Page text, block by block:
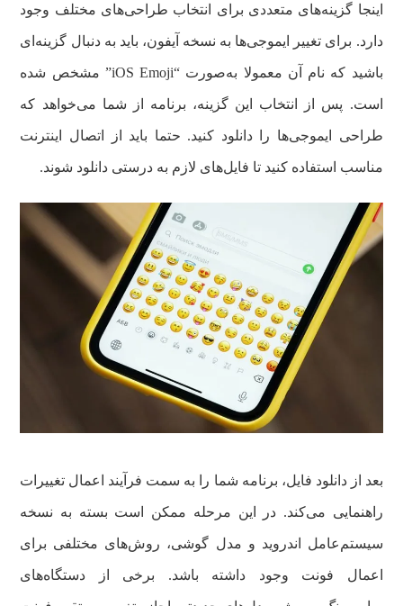
اینجا گزینه‌های متعددی برای انتخاب طراحی‌های مختلف وجود
دارد. برای تغییر ایموجی‌ها به نسخه آیفون، باید به دنبال گزینه‌ای
باشید که نام آن معمولا به‌صورت “iOS Emoji” مشخص شده
است. پس از انتخاب این گزینه، برنامه از شما می‌خواهد که
طراحی ایموجی‌ها را دانلود کنید. حتما باید از اتصال اینترنت
مناسب استفاده کنید تا فایل‌های لازم به درستی دانلود شوند.
بعد از دانلود فایل، برنامه شما را به سمت فرآیند اعمال تغییرات
راهنمایی می‌کند. در این مرحله ممکن است بسته به نسخه
سیستم‌عامل اندروید و مدل گوشی، روش‌های مختلفی برای
اعمال فونت وجود داشته باشد. برخی از دستگاه‌های